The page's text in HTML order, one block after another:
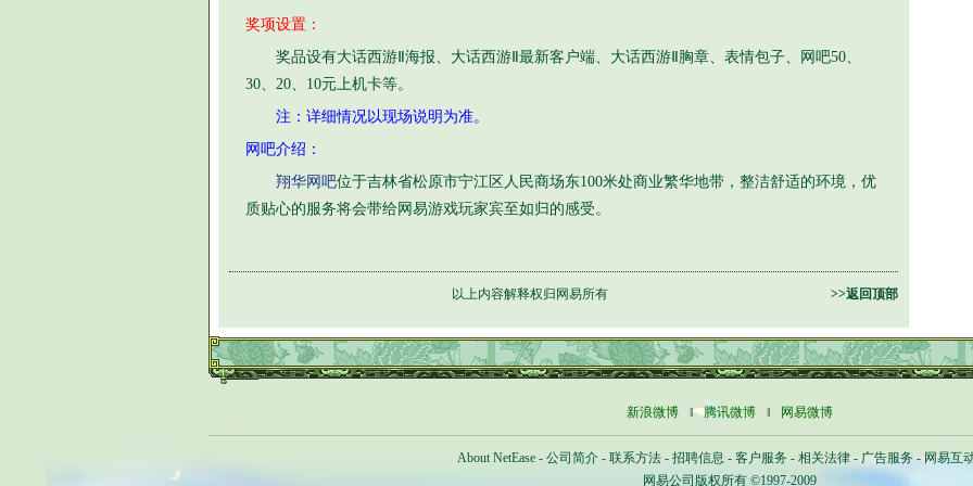
奖项设置：
奖品设有大话西游Ⅱ海报、大话西游Ⅱ最新客户端、大话西游Ⅱ胸章、表情包子、网吧50、
30、20、10元上机卡等。
注：详细情况以现场说明为准。
网吧介绍：
翔华网吧位于吉林省松原市宁江区人民商场东100米处商业繁华地带，整洁舒适的环境，优
质贴心的服务将会带给网易游戏玩家宾至如归的感受。
>>返回顶部
以上内容解释权归网易所有
新浪微博 ‖ 腾讯微博 ‖ 网易微博
About NetEase - 公司简介 - 联系方法 - 招聘信息 - 客户服务 - 相关法律 - 广告服务- 网易互
网易公司版权所有 ©1997-2009